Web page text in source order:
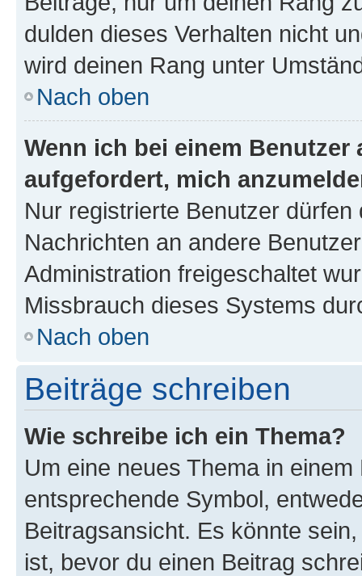
dulden dieses Verhalten nicht
wird deinen Rang unter
Nach oben
Wenn ich bei einem
aufgefordert, mich
Nur registrierte Benutzer
Nachrichten an andere
Administration freigeschaltet
Missbrauch dieses Systems
Nach oben
Beiträge schreiben
Wie schreibe ich ein Thema?
Um eine neues Thema in
entsprechende Symbol,
Beitragsansicht. Es könnte
ist, bevor du einen Beitrag